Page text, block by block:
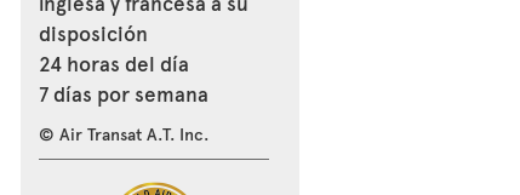
disposición
24 horas del día
7 días por semana
© Air Transat A.T. Inc.